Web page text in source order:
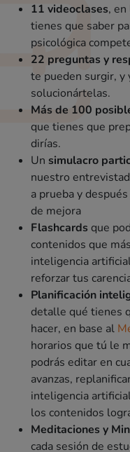
11 videoclases,
tienes que saber
psicológica
22 preguntas y
te pueden surgir, y
solucionártelas.
Más de 100
que tienes que
dirías.
Un simulacro
nuestro
a prueba y
de mejora
Flashcards que
contenidos que
inteligencia
reforzar tus
Planificación
detalle qué tienes
hacer, en base al
horarios que tú le
podrás editar en
avanzas,
inteligencia
los contenidos
Meditaciones y
cada sesión de